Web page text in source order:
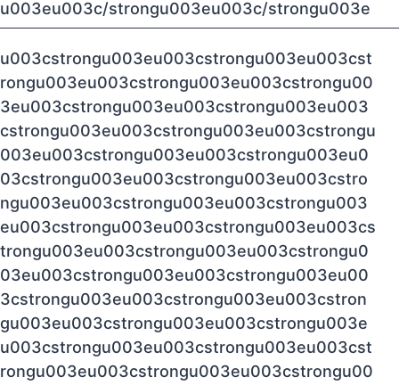
u003eu003c/strongu003eu003c/strongu003e
u003cstrongu003eu003cstrongu003eu003cst
rongu003eu003cstrongu003eu003cstrongu00
3eu003cstrongu003eu003cstrongu003eu003
cstrongu003eu003cstrongu003eu003cstrongu
003eu003cstrongu003eu003cstrongu003eu0
03cstrongu003eu003cstrongu003eu003cstro
ngu003eu003cstrongu003eu003cstrongu003
eu003cstrongu003eu003cstrongu003eu003cs
trongu003eu003cstrongu003eu003cstrongu0
03eu003cstrongu003eu003cstrongu003eu00
3cstrongu003eu003cstrongu003eu003cstron
gu003eu003cstrongu003eu003cstrongu003e
u003cstrongu003eu003cstrongu003eu003cst
rongu003eu003cstrongu003eu003cstrongu00